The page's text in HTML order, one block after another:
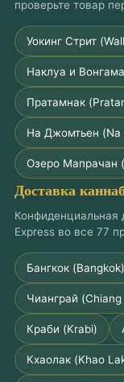
проверьте товар
Уокинг Стрит
Наклуа и
Пратамнак
На Джомтьен (Na
Озеро Мапрачан
Доставка
Конфиденциальная
Express во все 77
Бангкок (Bangkok)
Чианграй (Chiang
Краби (Krabi)
Кхаолак (Khao